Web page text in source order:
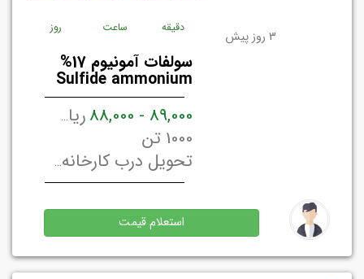
3 روز پیش
روز ساعت دقیقه
سولفات آمونیوم 17%
Sulfide ammonium
89,000 - 88,000
ریال ایران / تن
1000 تن
تحویل درب کارخانه/ انبار فروشنده تهران, ایران
استعلام قیمت